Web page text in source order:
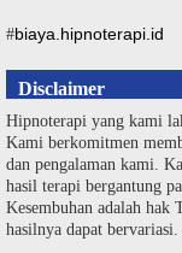
#biaya.hipnoterapi.id
Disclaimer
Hipnoterapi yang kami
Kami berkomitmen
dan pengalaman kami.
hasil terapi bergantung
Kesembuhan adalah
hasilnya dapat bervariasi.